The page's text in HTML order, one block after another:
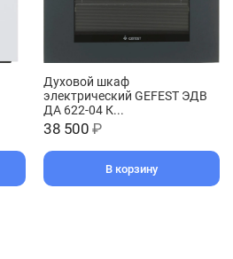
Духовой шкаф
электрический GEFEST ЭДВ
ДА 622-04 К...
38 500 ₽
В корзину